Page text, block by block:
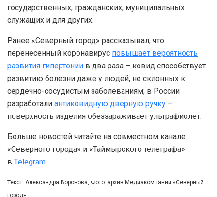
государственных, гражданских, муниципальных
служащих и для других.
Ранее «Северный город» рассказывал, что
перенесенный коронавирус повышает вероятность
развития гипертонии в два раза – ковид способствует
развитию болезни даже у людей, не склонных к
сердечно-сосудистым заболеваниям; в России
разработали антиковидную дверную ручку –
поверхность изделия обеззараживает ультрафиолет.
Больше новостей читайте на совместном канале
«Северного города» и «Таймырского телеграфа»
в Telegram.
Текст: Александра Воронова, Фото: архив Медиакомпании «Северный
город»